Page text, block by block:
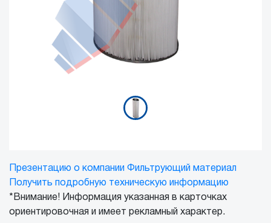
Презентацию о компании Фильтрующий материал
Получить подробную техническую информацию
*Внимание! Информация указанная в карточках
ориентировочная и имеет рекламный характер.